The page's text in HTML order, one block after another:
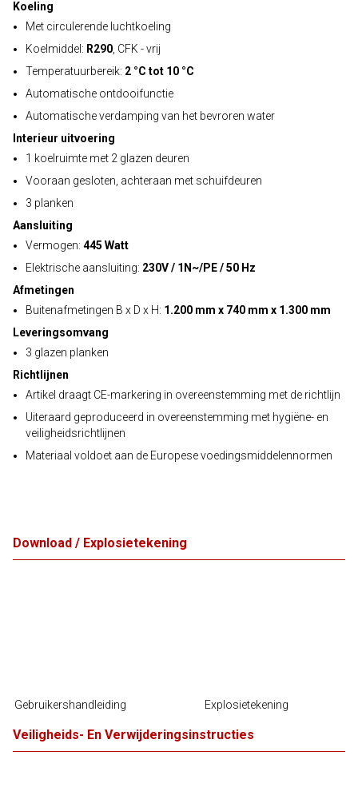
Koeling
Met circulerende luchtkoeling
Koelmiddel: R290 , CFK - vrij
Temperatuurbereik: 2 °C tot 10 °C
Automatische ontdooifunctie
Automatische verdamping van het bevroren water
Interieur uitvoering
1 koelruimte met 2 glazen deuren
Vooraan gesloten, achteraan met schuifdeuren
3 planken
Aansluiting
Vermogen: 445 Watt
Elektrische aansluiting: 230V / 1N~/PE / 50 Hz
Afmetingen
Buitenafmetingen B x D x H: 1.200 mm x 740 mm x 1.300 mm
Leveringsomvang
3 glazen planken
Richtlijnen
Artikel draagt CE-markering in overeenstemming met de richtlijn
Uiteraard geproduceerd in overeenstemming met hygiëne- en
veiligheidsrichtlijnen
Materiaal voldoet aan de Europese voedingsmiddelennormen
Download / Explosietekening
Gebruikershandleiding Explosietekening
Veiligheids- En Verwijderingsinstructies